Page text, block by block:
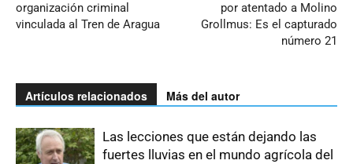
organización criminal
vinculada al Tren de Aragua
por atentado a Molino
Grollmus: Es el capturado
número 21
Artículos relacionados Más del autor
Las lecciones que están dejando las
fuertes lluvias en el mundo agrícola del